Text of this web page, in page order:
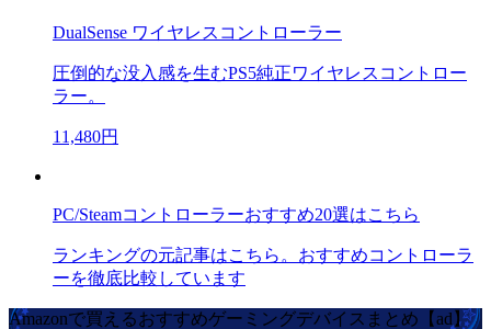
DualSense ワイヤレスコントローラー
圧倒的な没入感を生むPS5純正ワイヤレスコントロー
ラー。
11,480円
PC/Steamコントローラーおすすめ20選はこちら
ランキングの元記事はこちら。おすすめコントローラ
ーを徹底比較しています
Amazonで買えるおすすめゲーミングデバイスまとめ【ad】